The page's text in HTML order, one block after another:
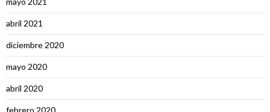
abril 2021
diciembre 2020
mayo 2020
abril 2020